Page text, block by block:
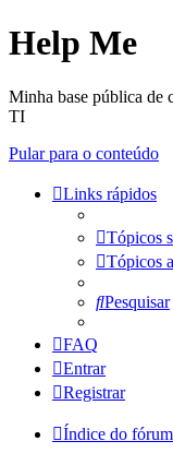
Help Me
Minha base pública de
TI
Pular para o conteúdo
Links rápidos
Tópicos
Tópicos
Pesquisar
FAQ
Entrar
Registrar
Índice do fórum